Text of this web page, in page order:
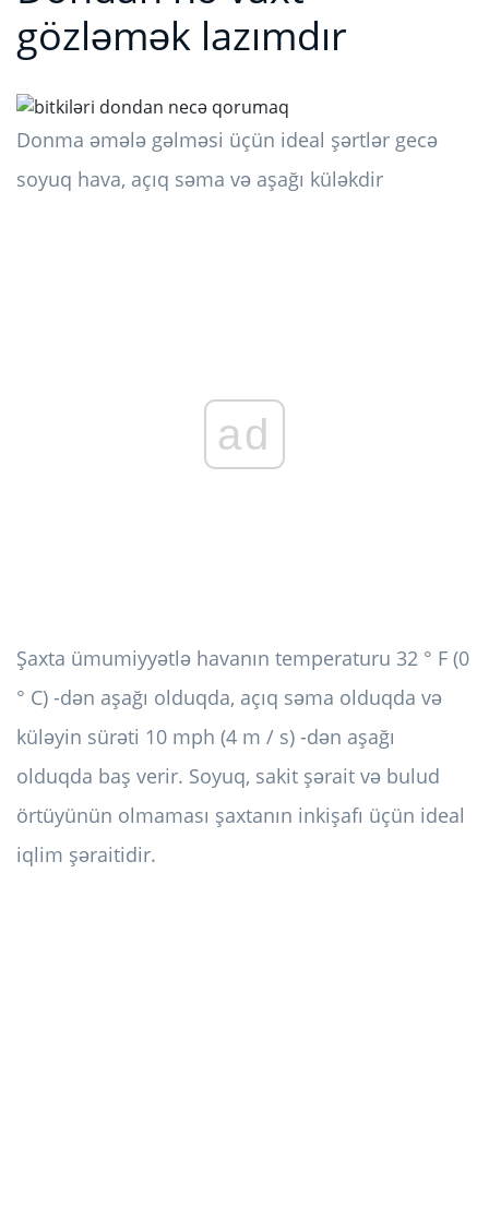
gözləmək lazımdır
Donma əmələ gəlməsi üçün ideal şərtlər gecə
soyuq hava, açıq səma və aşağı küləkdir
ad
Şaxta ümumiyyətlə havanın temperaturu 32 ° F (0
° C) -dən aşağı olduqda, açıq səma olduqda və
küləyin sürəti 10 mph (4 m / s) -dən aşağı
olduqda baş verir. Soyuq, sakit şərait və bulud
örtüyünün olmaması şaxtanın inkişafı üçün ideal
iqlim şəraitidir.